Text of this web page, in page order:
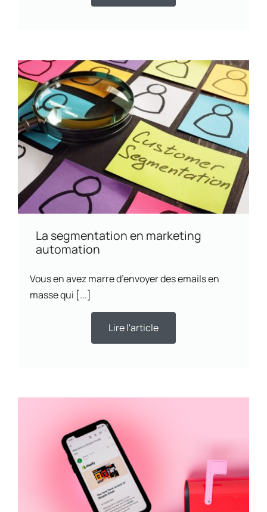
La segmentation en marketing
automation
Vous en avez marre d’envoyer des emails en
masse qui [...]
Lire l'article